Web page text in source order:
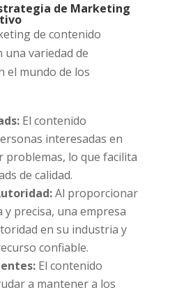
de Marketing
de contenido
una variedad de
el mundo de los
El contenido
interesadas en
problemas, lo que facilita
de calidad.
Al proporcionar
precisa, una empresa
en su industria y
confiable.
El contenido
a mantener a los